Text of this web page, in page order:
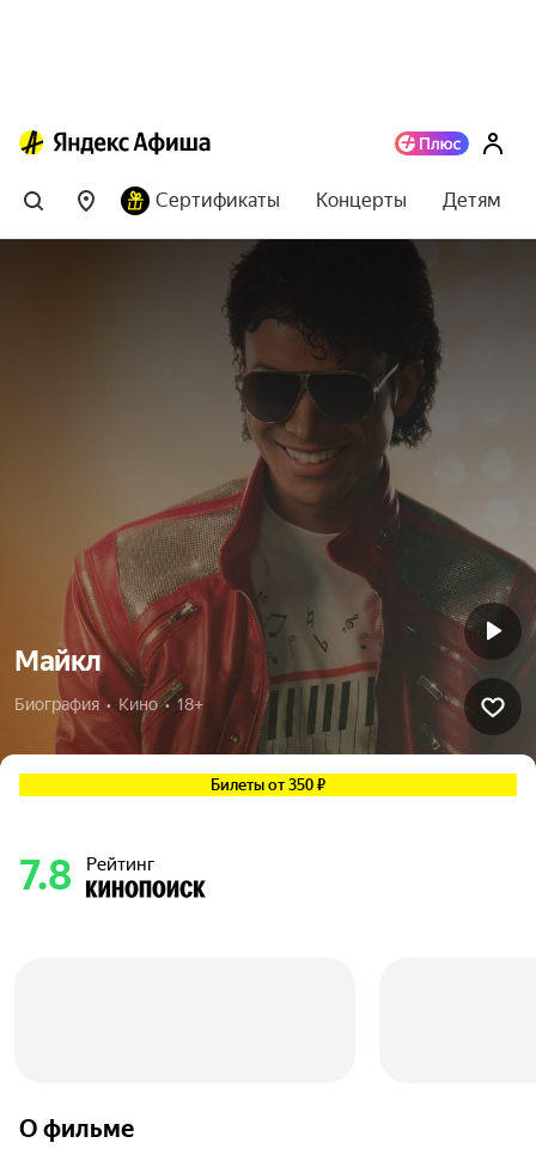
Сертификаты Концерты Детям
Майкл
Биография  •  Кино  •  18+
Билеты от 350 ₽
7.8 Рейтинг
О фильме